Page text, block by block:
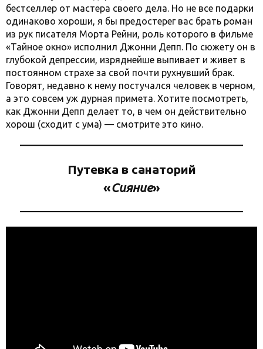
бестселлер от мастера своего дела. Но не все подарки
одинаково хороши, я бы предостерег вас брать роман
из рук писателя Морта Рейни, роль которого в фильме
«Тайное окно» исполнил Джонни Депп. По сюжету он в
глубокой депрессии, изряднейше выпивает и живет в
постоянном страхе за свой почти рухнувший брак.
Говорят, недавно к нему постучался человек в черном,
а это совсем уж дурная примета. Хотите посмотреть,
как Джонни Депп делает то, в чем он действительно
хорош (сходит с ума) — смотрите это кино.
Путевка в санаторий
«Сияние»